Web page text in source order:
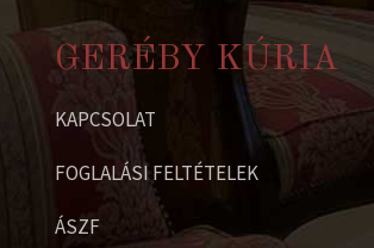
GERÉBY KÚRIA
KAPCSOLAT
FOGLALÁSI FELTÉTELEK
ÁSZF